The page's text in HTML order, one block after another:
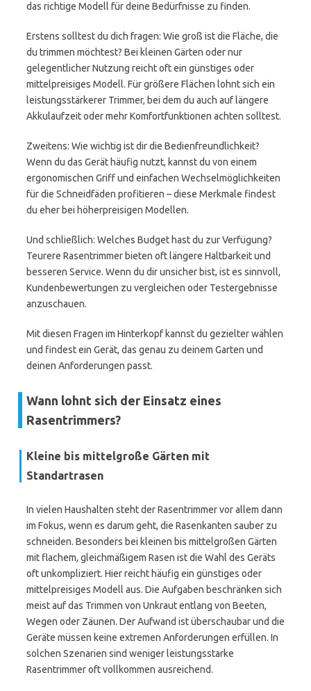
das richtige Modell für deine Bedürfnisse zu finden.
Erstens solltest du dich fragen: Wie groß ist die Fläche, die
du trimmen möchtest? Bei kleinen Gärten oder nur
gelegentlicher Nutzung reicht oft ein günstiges oder
mittelpreisiges Modell. Für größere Flächen lohnt sich ein
leistungsstärkerer Trimmer, bei dem du auch auf längere
Akkulaufzeit oder mehr Komfortfunktionen achten solltest.
Zweitens: Wie wichtig ist dir die Bedienfreundlichkeit?
Wenn du das Gerät häufig nutzt, kannst du von einem
ergonomischen Griff und einfachen Wechselmöglichkeiten
für die Schneidfäden profitieren – diese Merkmale findest
du eher bei höherpreisigen Modellen.
Und schließlich: Welches Budget hast du zur Verfügung?
Teurere Rasentrimmer bieten oft längere Haltbarkeit und
besseren Service. Wenn du dir unsicher bist, ist es sinnvoll,
Kundenbewertungen zu vergleichen oder Testergebnisse
anzuschauen.
Mit diesen Fragen im Hinterkopf kannst du gezielter wählen
und findest ein Gerät, das genau zu deinem Garten und
deinen Anforderungen passt.
Wann lohnt sich der Einsatz eines
Rasentrimmers?
Kleine bis mittelgroße Gärten mit
Standartrasen
In vielen Haushalten steht der Rasentrimmer vor allem dann
im Fokus, wenn es darum geht, die Rasenkanten sauber zu
schneiden. Besonders bei kleinen bis mittelgroßen Gärten
mit flachem, gleichmäßigem Rasen ist die Wahl des Geräts
oft unkompliziert. Hier reicht häufig ein günstiges oder
mittelpreisiges Modell aus. Die Aufgaben beschränken sich
meist auf das Trimmen von Unkraut entlang von Beeten,
Wegen oder Zäunen. Der Aufwand ist überschaubar und die
Geräte müssen keine extremen Anforderungen erfüllen. In
solchen Szenarien sind weniger leistungsstarke
Rasentrimmer oft vollkommen ausreichend.